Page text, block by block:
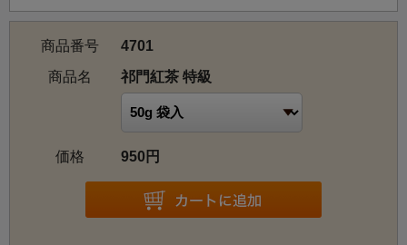
商品番号
4701
商品名
祁門紅茶 特級
価格 950円